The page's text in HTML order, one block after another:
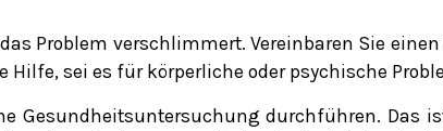
Problem verschlimmert. Vereinbaren Sie
sei es für körperliche oder psychische
Gesundheitsuntersuchung durchführen. Das